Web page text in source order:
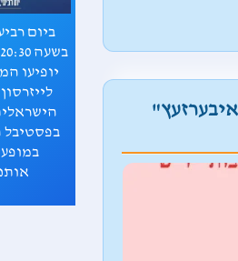
"איבערזעץ"
20:30, באמפי פארק רעננה
האירוע במסגרת
ברעננה.
עיבודים
וחדשנ…
"חולמות
הרצאות
ברקוביץ' 2,